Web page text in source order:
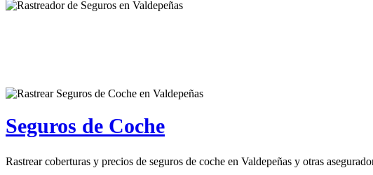
Seguros de Coche
Rastrear coberturas y precios de seguros de coche en Valdepeñas y otras